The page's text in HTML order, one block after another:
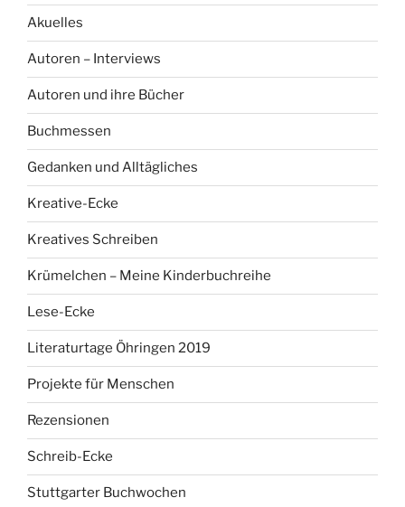
Akuelles
Autoren – Interviews
Autoren und ihre Bücher
Buchmessen
Gedanken und Alltägliches
Kreative-Ecke
Kreatives Schreiben
Krümelchen – Meine Kinderbuchreihe
Lese-Ecke
Literaturtage Öhringen 2019
Projekte für Menschen
Rezensionen
Schreib-Ecke
Stuttgarter Buchwochen